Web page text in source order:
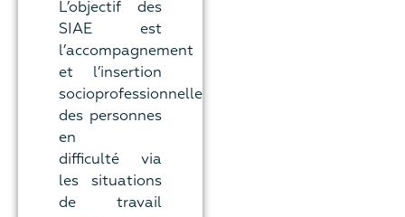
L’objectif des
SIAE est
l’accompagnement
et l’insertion
socioprofessionnelle
des personnes
en
difficulté via
les situations
de travail